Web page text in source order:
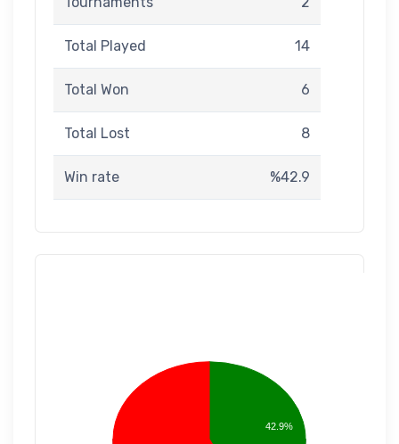
Total Played 14
Total Won 6
Total Lost 8
Win rate %42.9
42.9%